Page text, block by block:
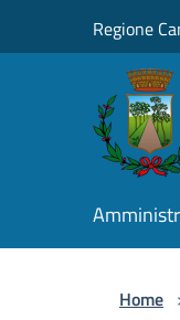
Regione
Home